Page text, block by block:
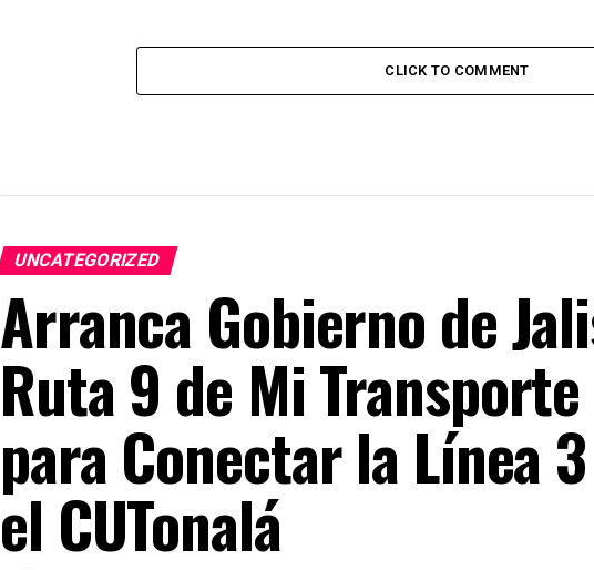
CLICK TO COMMENT
UNCATEGORIZED
Arranca Gobierno de
Ruta 9 de Mi
para Conectar la Línea
el CUTonalá